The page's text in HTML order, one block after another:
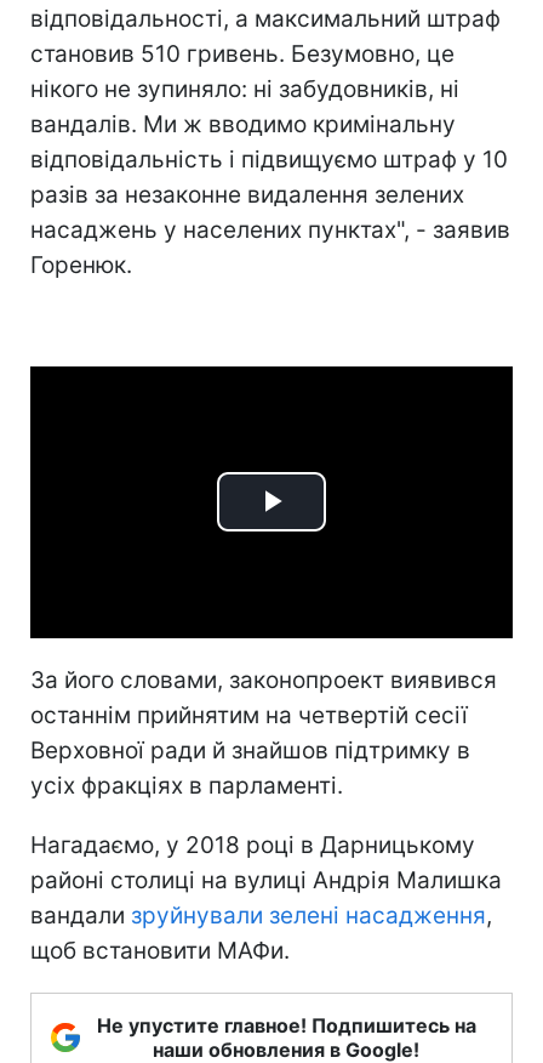
відповідальності, а максимальний штраф
становив 510 гривень. Безумовно, це
нікого не зупиняло: ні забудовників, ні
вандалів. Ми ж вводимо кримінальну
відповідальність і підвищуємо штраф у 10
разів за незаконне видалення зелених
насаджень у населених пунктах", - заявив
Горенюк.
Play
За його словами, законопроект виявився
останнім прийнятим на четвертій сесії
Верховної ради й знайшов підтримку в
усіх фракціях в парламенті.
Нагадаємо, у 2018 році в Дарницькому
районі столиці на вулиці Андрія Малишка
вандали зруйнували зелені насадження,
щоб встановити МАФи.
Не упустите главное! Подпишитесь на
наши обновления в Google!